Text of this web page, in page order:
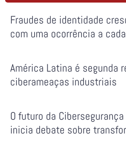
Fraudes de identidade
com uma ocorrência a
América Latina é segunda
ciberameaças industriais
O futuro da
inicia debate sobre